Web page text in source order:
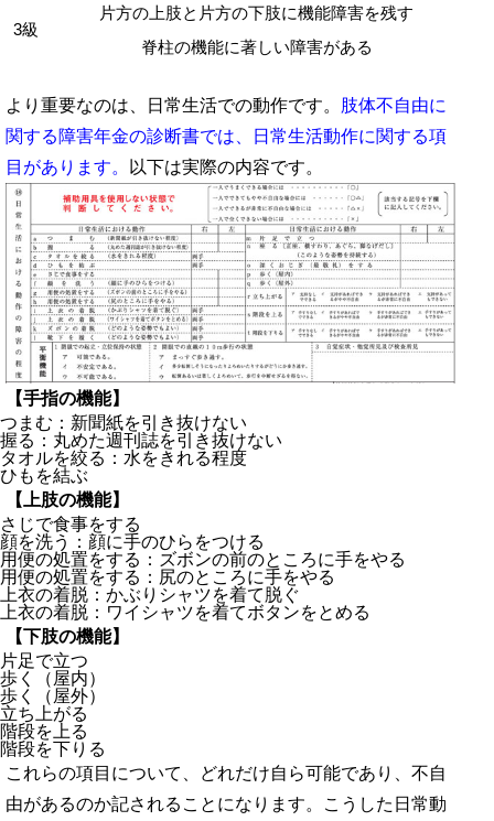
3級
片方の上肢と片方の下肢に機能障害を残す
脊柱の機能に著しい障害がある
より重要なのは、日常生活での動作です。 肢体不自由に
関する障害年金の診断書では、日常生活動作に関する項
目があります。 以下は実際の内容です。
【手指の機能】
つまむ：新聞紙を引き抜けない
握る：丸めた週刊誌を引き抜けない
タオルを絞る：水をきれる程度
ひもを結ぶ
【上肢の機能】
さじで食事をする
顔を洗う：顔に手のひらをつける
用便の処置をする：ズボンの前のところに手をやる
用便の処置をする：尻のところに手をやる
上衣の着脱：かぶりシャツを着て脱ぐ
上衣の着脱：ワイシャツを着てボタンをとめる
【下肢の機能】
片足で立つ
歩く（屋内）
歩く（屋外）
立ち上がる
階段を上る
階段を下りる
これらの項目について、どれだけ自ら可能であり、不自
由があるのか記されることになります。こうした日常動